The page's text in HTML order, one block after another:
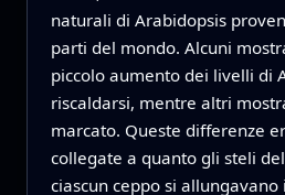
naturali di Arabidopsis
parti del mondo. Alcuni
piccolo aumento dei livelli di
riscaldarsi, mentre altri
marcato. Queste differenze
collegate a quanto gli steli
ciascun ceppo si